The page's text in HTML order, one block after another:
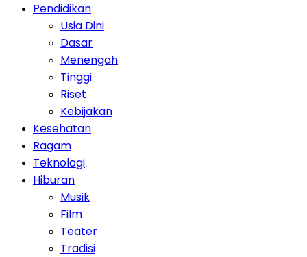
Pendidikan
Usia Dini
Dasar
Menengah
Tinggi
Riset
Kebijakan
Kesehatan
Ragam
Teknologi
Hiburan
Musik
Film
Teater
Tradisi